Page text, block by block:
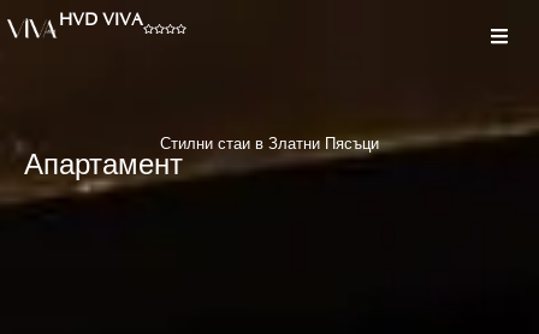
HVD VIVA
Стилни стаи в Златни Пясъци
Апартамент